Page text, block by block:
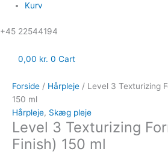
Kurv
‪+45 22544194
0,00 kr. 0 Cart
Forside / Hårpleje / Level 3 Texturizing
150 ml
Hårpleje, Skæg pleje
Level 3 Texturizing
Finish) 150 ml